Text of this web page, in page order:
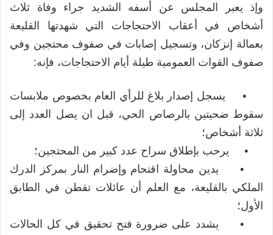
وإذ يعبر المجلس عن أسفه الشديد جراء وفاة ثلاث
أشخاص في أعقاب الاحتجاجات التي شهدتها القليعة
بعمالة إنزكان، وتسجيل إصابات في صفوف محتجين وفي
صفوف القوات العمومية طيلة أيام الاحتجاجات، فإنه:
• يسجل إصدار بلاغ للرأي العام بخصوص ملابسات
سقوط ضحيتين بالرصاص الحي، قبل ان يصل العدد إلى
ثلاثة أشخاص؛
• يرحب بإطلاق سراح عدد كبير من المحتجين؛
• يدين محاولة اقتحام وإضرام النار بمركز الدرك
الملكي بالقليعة، مع العلم أن عائلات تقطن في الطابق
الأول؛
• يشدد على ضرورة فتح تحقيق في كل الحالات